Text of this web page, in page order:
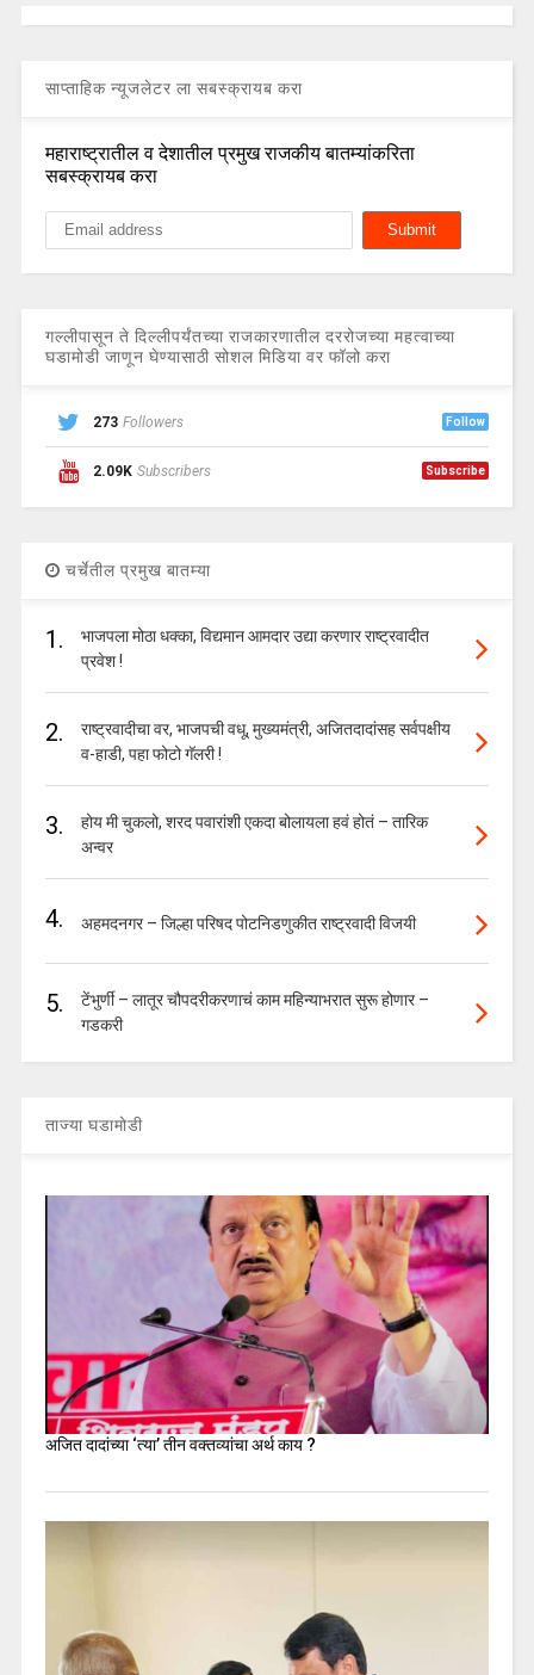
साप्ताहिक न्यूजलेटर ला सबस्क्रायब करा
महाराष्ट्रातील व देशातील प्रमुख राजकीय बातम्यांकरिता
सबस्क्रायब करा
गल्लीपासून ते दिल्लीपर्यंतच्या राजकारणातील दररोजच्या महत्वाच्या
घडामोडी जाणून घेण्यासाठी सोशल मिडिया वर फॉलो करा
273 Followers Follow
2.09K Subscribers Subscribe
चर्चेतील प्रमुख बातम्या
1.
भाजपला मोठा धक्का, विद्यमान आमदार उद्या करणार राष्ट्रवादीत
प्रवेश !
2.
राष्ट्रवादीचा वर, भाजपची वधू, मुख्यमंत्री, अजितदादांसह सर्वपक्षीय
व-हाडी, पहा फोटो गॅलरी !
3.
होय मी चुकलो, शरद पवारांशी एकदा बोलायला हवं होतं – तारिक
अन्वर
4. अहमदनगर – जिल्हा परिषद पोटनिडणुकीत राष्ट्रवादी विजयी
5.
टेंभुर्णी – लातूर चौपदरीकरणाचं काम महिन्याभरात सुरू होणार –
गडकरी
ताज्या घडामोडी
अजित दादांच्या ‘त्या’ तीन वक्तव्यांचा अर्थ काय ?